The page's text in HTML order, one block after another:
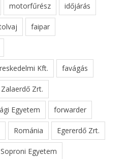
motorfűrész időjárás
faipar
Kft. favágás
Zalaerdő Zrt.
Egyetem forwarder
Románia Egererdő Zrt.
Soproni Egyetem